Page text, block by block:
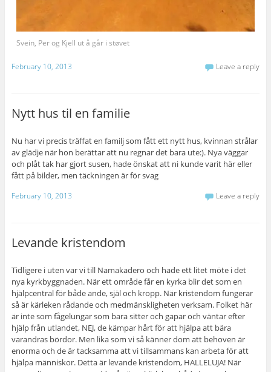
Svein, Per og Kjell ut å går i støvet
February 10, 2013 Leave a reply
Nytt hus til en familie
Nu har vi precis träffat en familj som fått ett nytt hus, kvinnan strålar
av glädje när hon berättar att nu regnar det bara ute:). Nya väggar
och plåt tak har gjort susen, hade önskat att ni kunde varit här eller
fått på bilder, men täckningen är för svag
February 10, 2013 Leave a reply
Levande kristendom
Tidligere i uten var vi till Namakadero och hade ett litet möte i det
nya kyrkbyggnaden. När ett område får en kyrka blir det som en
hjälpcentral för både ande, själ och kropp. När kristendom fungerar
så är kärleken rådande och medmänskligheten verksam. Folket här
är inte som fågelungar som bara sitter och gapar och väntar efter
hjälp från utlandet, NEJ, de kämpar hårt för att hjälpa att bära
varandras bördor. Men lika som vi så känner dom att behoven är
enorma och de är tacksamma att vi tillsammans kan arbeta för att
hjälpa människor. Detta är levande kristendom, HALLELUJA! När